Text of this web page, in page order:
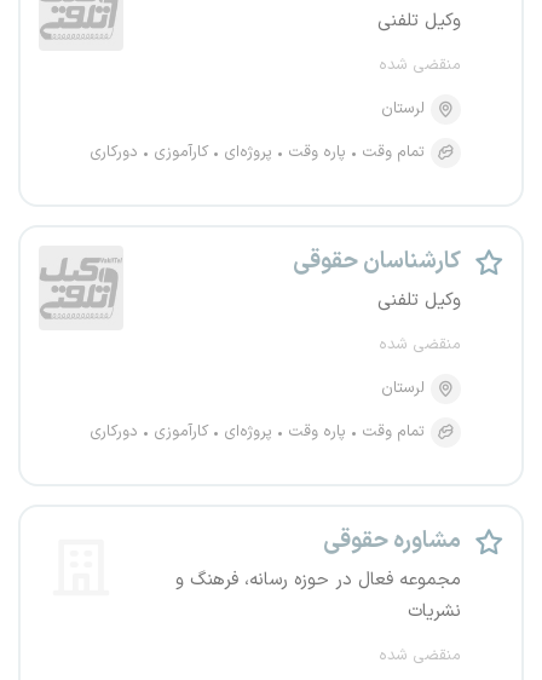
وکیل تلفنی
منقضی شده
لرستان
تمام وقت
پاره وقت پروژه‌ای کارآموزی دورکاری
کارشناسان حقوقی
وکیل تلفنی
منقضی شده
لرستان
تمام وقت
پاره وقت پروژه‌ای کارآموزی دورکاری
مشاوره حقوقی
مجموعه فعال در حوزه رسانه، فرهنگ و
نشریات
منقضی شده